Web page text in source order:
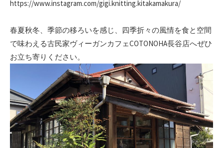
https://www.instagram.com/gigi.knitting.kitakamakura/
春夏秋冬、季節の移ろいを感じ、四季折々の風情を食と空間
で味わえる古民家ヴィーガンカフェCOTONOHA長谷店へぜひ
お立ち寄りください。